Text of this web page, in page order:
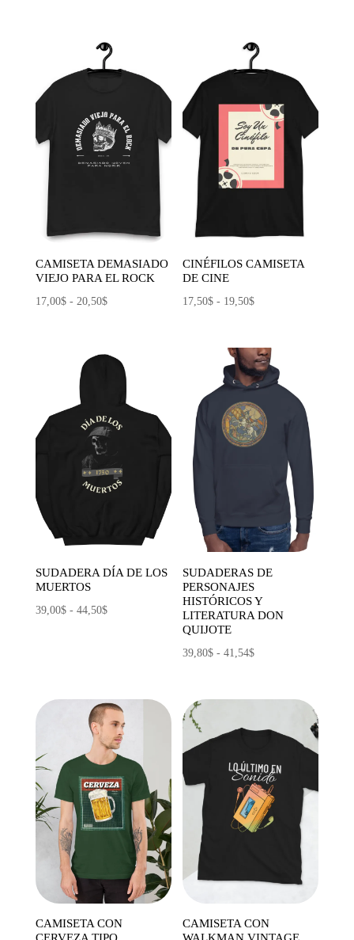
CAMISETA DEMASIADO
VIEJO PARA EL ROCK
17,00$ - 20,50$Rango
desde
hasta
20,50$
CINÉFILOS CAMISETA
DE CINE
17,50$ - 19,50$Rango
desde
17,50$
hasta
19,50$
SUDADERA DÍA DE LOS
MUERTOS
39,00$ - 44,50$Rango
hasta
44,50$
SUDADERAS DE
PERSONAJES
HISTÓRICOS Y
LITERATURA DON
QUIJOTE
39,80$ - 41,54$Rango
39,80$
41,54$
CAMISETA CON
CAMISETA CON